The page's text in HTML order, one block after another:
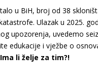
u BiH, broj od 38
Ulazak u 2025.
upozorenja, uvedemo
edukacije i vježbe o
Ima li želje za tim?!